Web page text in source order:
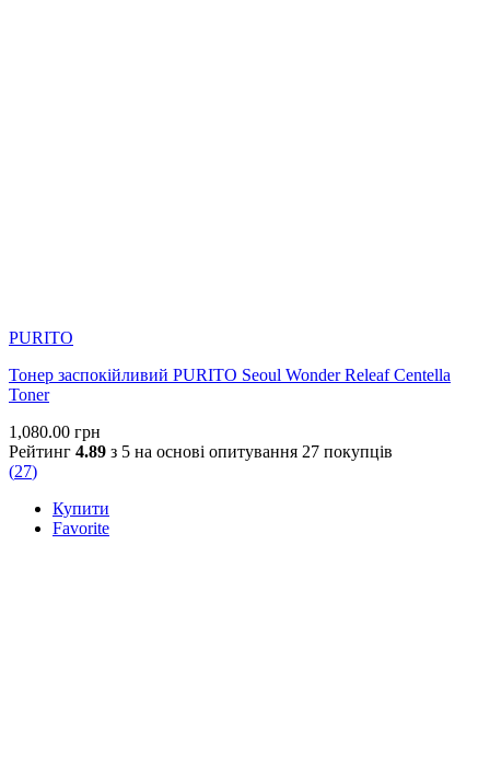
PURITO
Тонер заспокійливий PURITO Seoul Wonder Releaf Centella
Toner
1,080.00 грн
Рейтинг 4.89 з 5 на основі опитування 27 покупців
(27)
Купити
Favorite